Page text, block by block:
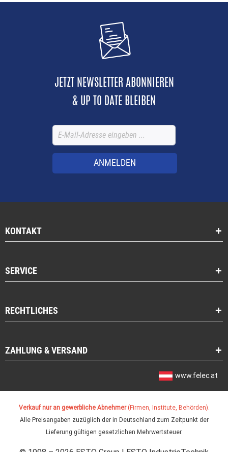
JETZT NEWSLETTER ABONNIEREN
& UP TO DATE BLEIBEN
ANMELDEN
KONTAKT
SERVICE
RECHTLICHES
ZAHLUNG & VERSAND
www.felec.at
Verkauf nur an gewerbliche Abnehmer(Firmen, Institute, Behörden).
Alle Preisangaben zuzüglich der in Deutschland zum Zeitpunkt der
Lieferung gültigen gesetzlichen Mehrwertsteuer.